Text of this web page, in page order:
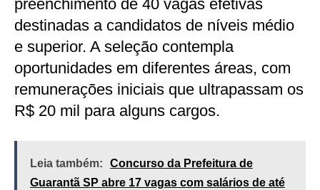
preenchimento de 40 vagas efetivas
destinadas a candidatos de níveis médio
e superior. A seleção contempla
oportunidades em diferentes áreas, com
remunerações iniciais que ultrapassam os
R$ 20 mil para alguns cargos.
Leia também:
Concurso da Prefeitura de
Guarantã SP abre 17 vagas com salários de até